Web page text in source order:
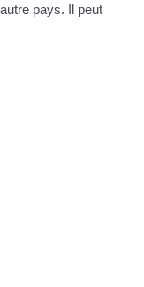
pays. Il peut